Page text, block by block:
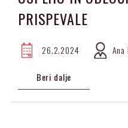
PRISPEVALE
26.2.2024 Ana
Beri dalje